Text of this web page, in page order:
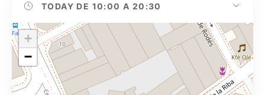
TODAY DE 10:00 A 20:30
+
−